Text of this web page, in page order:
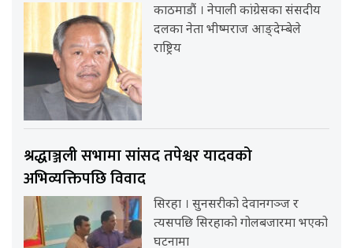
काठमाडौं । नेपाली कांग्रेसका संसदीय
दलका नेता भीष्मराज आङ्देम्बेले
राष्ट्रिय
श्रद्धाञ्जली सभामा सांसद तपेश्वर यादवको
अभिव्यक्तिपछि विवाद
सिरहा । सुनसरीको देवानगञ्ज र
त्यसपछि सिरहाको गोलबजारमा भएको
घटनामा